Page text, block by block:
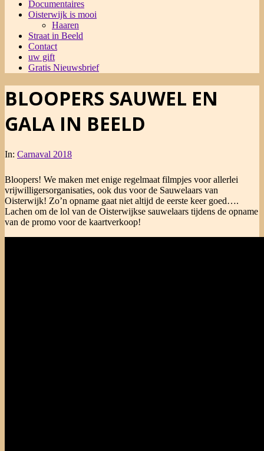
Documentaires
Oisterwijk is mooi
Haaren
Straat in Beeld
Contact
uw gift
Gratis Nieuwsbrief
BLOOPERS SAUWEL EN
GALA IN BEELD
In: Carnaval 2018
Bloopers! We maken met enige regelmaat filmpjes voor allerlei
vrijwilligersorganisaties, ook dus voor de Sauwelaars van
Oisterwijk! Zo’n opname gaat niet altijd de eerste keer goed….
Lachen om de lol van de Oisterwijkse sauwelaars tijdens de opname
van de promo voor de kaartverkoop!